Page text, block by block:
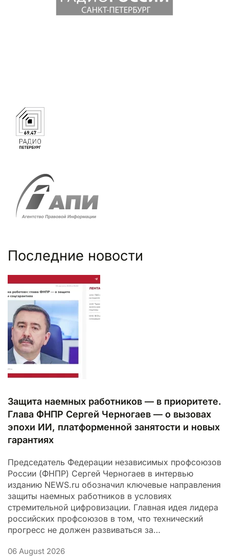
Последние новости
Защита наемных работников — в приоритете.
Глава ФНПР Сергей Черногаев — о вызовах
эпохи ИИ, платформенной занятости и новых
гарантиях
Председатель Федерации независимых профсоюзов
России (ФНПР) Сергей Черногаев в интервью
изданию NEWS.ru обозначил ключевые направления
защиты наемных работников в условиях
стремительной цифровизации. Главная идея лидера
российских профсоюзов в том, что технический
прогресс не должен развиваться за…
06 August 2026